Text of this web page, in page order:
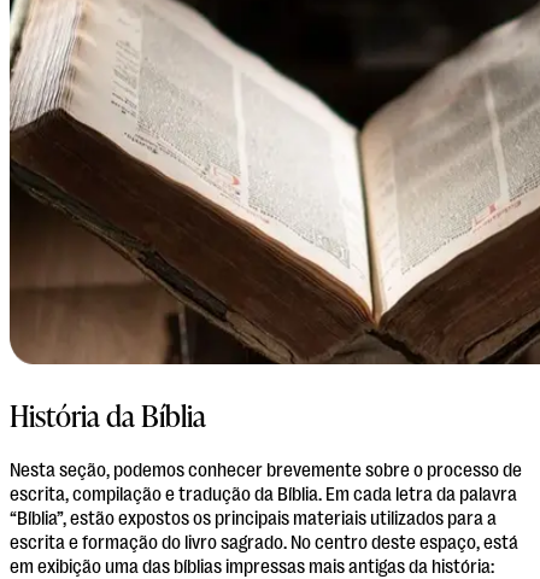
História da Bíblia
Nesta seção, podemos conhecer brevemente sobre o processo de
escrita, compilação e tradução da Bíblia. Em cada letra da palavra
“Bíblia”, estão expostos os principais materiais utilizados para a
escrita e formação do livro sagrado. No centro deste espaço, está
em exibição uma das bíblias impressas mais antigas da história: